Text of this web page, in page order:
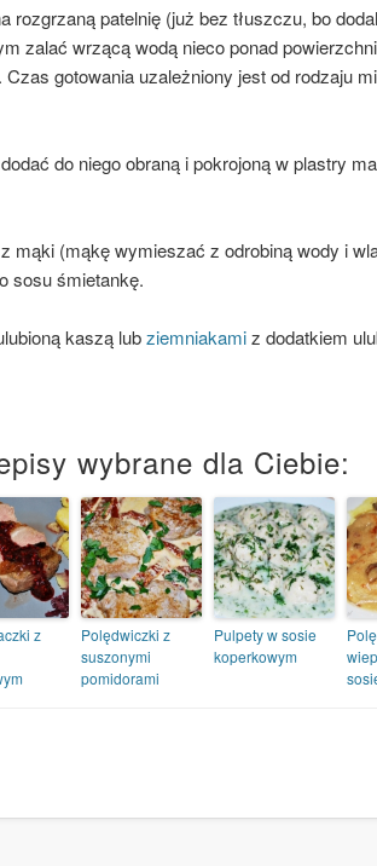
rozgrzaną patelnię (już bez tłuszczu, bo
zalać wrzącą wodą nieco ponad
gotowania uzależniony jest od rodzaju
do niego obraną i pokrojoną w plastry
mąki (mąkę wymieszać z odrobiną wody i
sosu śmietankę.
kaszą lubziemniakamiz dodatkiem
wybrane dla Ciebie:
z
Polędwiczki z
suszonymi
pomidorami
Pulpety w sosie
koperkowym